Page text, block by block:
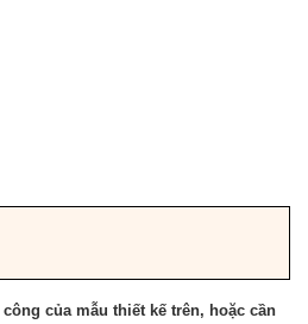
của mẫu thiết kế trên, hoặc cần